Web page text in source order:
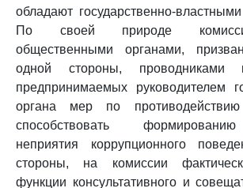
обладают государственно-
По своей природе
общественными органами,
одной стороны, проводниками
предпринимаемых руководителем
органа мер по
способствовать
неприятия коррупционного
стороны, на комиссии
функции консультативного и